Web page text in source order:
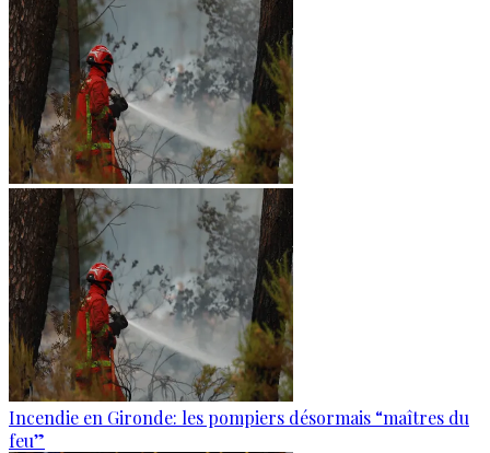
Incendie en Gironde: les pompiers désormais “maîtres du
feu”